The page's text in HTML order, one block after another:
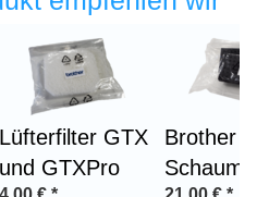
Lüfterfilter GTX
und GTXPro
Brother